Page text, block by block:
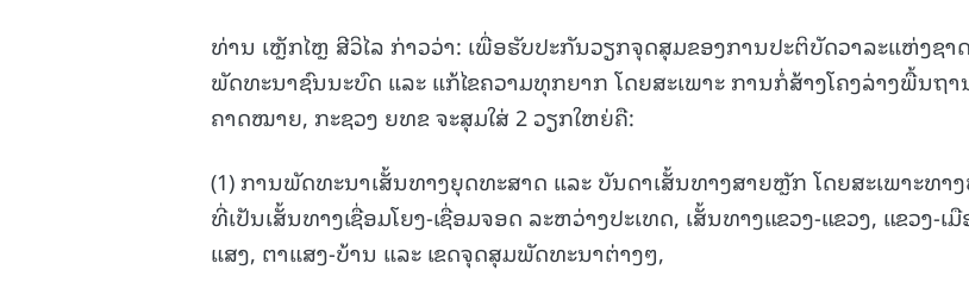
ທ່ານ ເຫຼັກໄຫຼ ສີວິໄລ ກ່າວວ່າ: ເພື່ອຮັບປະກັນວຽກຈຸດສຸມຂອງການປະຕິບັດວາລະແຫ່ງຊາ
ພັດທະນາຊົນນະບົດ ແລະ ແກ້ໄຂຄວາມທຸກຍາກ ໂດຍສະເພາະ ການກໍ່ສ້າງໂຄງລ່າງພື້ນຖ
ຄາດໝາຍ, ກະຊວງ ຍທຂ ຈະສຸມໃສ່ 2 ວຽກໃຫຍ່ຄື:
(1) ການພັດທະນາເສັ້ນທາງຍຸດທະສາດ ແລະ ບັນດາເສັ້ນທາງສາຍຫຼັກ ໂດຍສະເພາະທາ
ທີ່ເປັນເສັ້ນທາງເຊື່ອມໂຍງ-ເຊື່ອມຈອດ ລະຫວ່າງປະເທດ, ເສັ້ນທາງແຂວງ-ແຂວງ, ແຂວງ-ເມື
ແສງ, ຕາແສງ-ບ້ານ ແລະ ເຂດຈຸດສຸມພັດທະນາຕ່າງໆ,